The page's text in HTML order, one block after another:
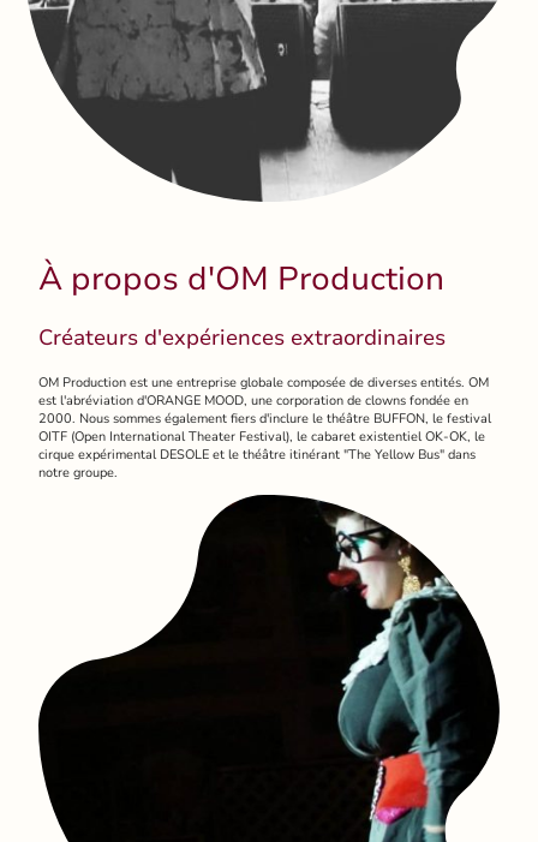
À propos d'OM Production
Créateurs d'expériences extraordinaires
OM Production est une entreprise globale composée de diverses entités. OM
est l'abréviation d'ORANGE MOOD, une corporation de clowns fondée en
2000. Nous sommes également fiers d'inclure le théâtre BUFFON, le festival
OITF (Open International Theater Festival), le cabaret existentiel OK-OK, le
cirque expérimental DESOLE et le théâtre itinérant "The Yellow Bus" dans
notre groupe.